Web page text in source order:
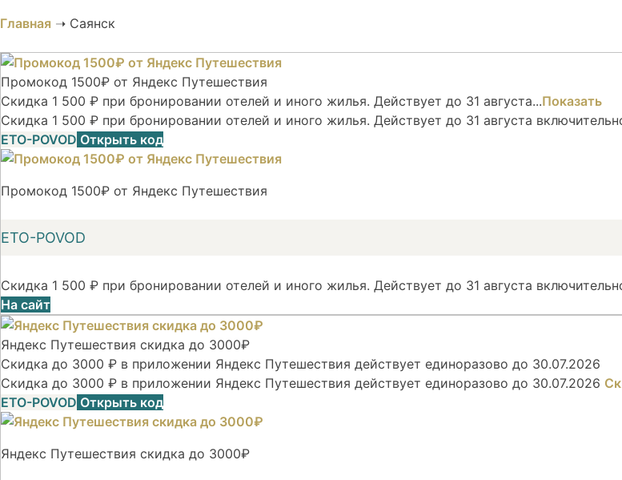
Главная ➝ Саянск
Промокод 1500₽ от Яндекс Путешествия
Скидка 1 500 ₽ при бронировании отелей и иного жилья. Действует до 31 августа...Показать
Скидка 1 500 ₽ при бронировании отелей и иного жилья. Действует до 31 августа
ETO-POVOD Открыть код
Промокод 1500₽ от Яндекс Путешествия
ETO-POVOD
Скидка 1 500 ₽ при бронировании отелей и иного жилья. Действует до 31 августа
На сайт
Яндекс Путешествия скидка до 3000₽
Скидка до 3000 ₽ в приложении Яндекс Путешествия действует единоразово до 30.07.2026
Скидка до 3000 ₽ в приложении Яндекс Путешествия действует единоразово до 30.07.2026
ETO-POVOD Открыть код
Яндекс Путешествия скидка до 3000₽